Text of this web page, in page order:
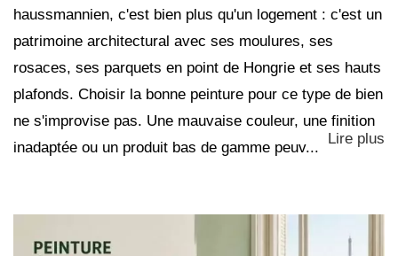
haussmannien, c'est bien plus qu'un logement : c'est un
patrimoine architectural avec ses moulures, ses
rosaces, ses parquets en point de Hongrie et ses hauts
plafonds. Choisir la bonne peinture pour ce type de bien
ne s'improvise pas. Une mauvaise couleur, une finition
inadaptée ou un produit bas de gamme peuv...
Lire plus